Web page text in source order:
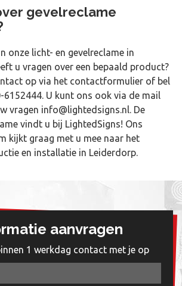
gevelreclame
onze licht- en gevelreclame in
u vragen over een bepaald product?
op via het contactformulier of bel
6152444. U kunt ons ook via de mail
vragen info@lightedsigns.nl. De
vindt u bij LightedSigns! Ons
kijkt graag met u mee naar het
en installatie in Leiderdorp.
aanvragen
1 werkdag contact met je op